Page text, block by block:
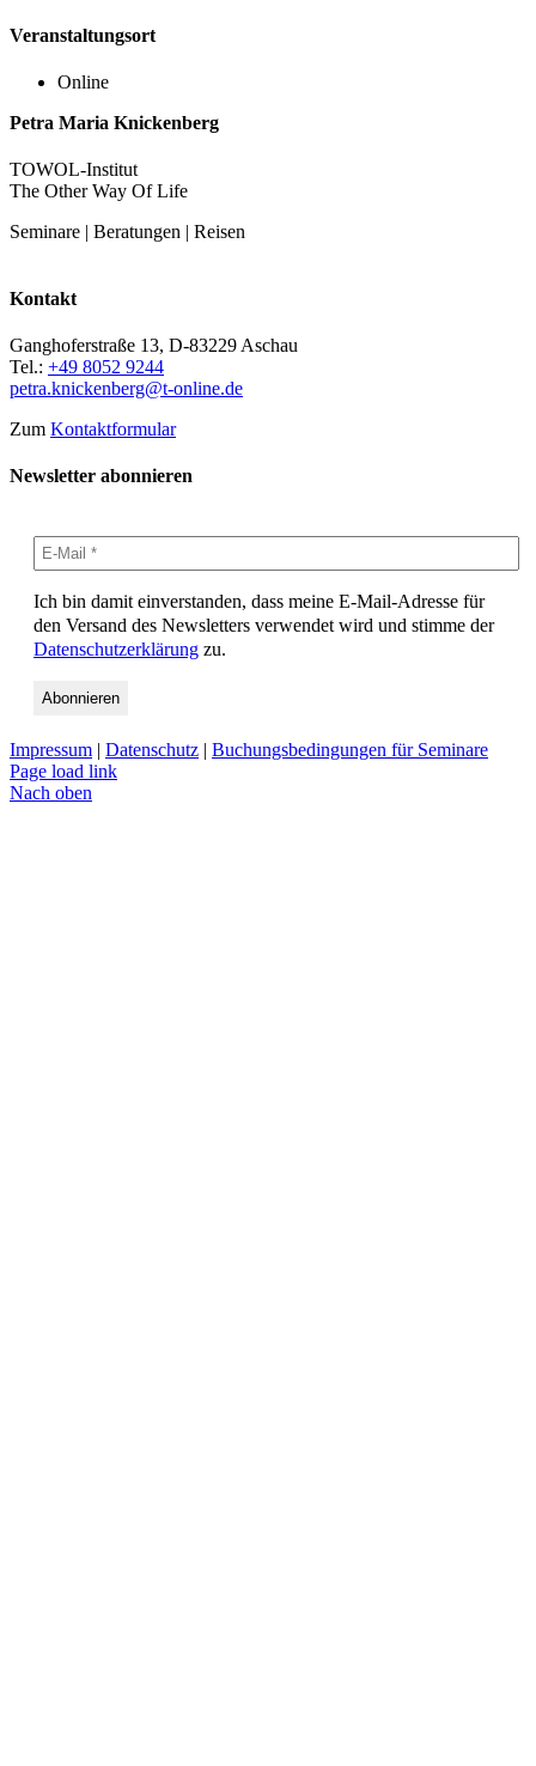
Veranstaltungsort
Online
Petra Maria Knickenberg
TOWOL-Institut
The Other Way Of Life
Seminare | Beratungen | Reisen
Kontakt
Ganghoferstraße 13, D-83229 Aschau
Tel.: +49 8052 9244
petra.knickenberg@t-online.de
Zum Kontaktformular
Newsletter abonnieren
Ich bin damit einverstanden, dass meine E-Mail-Adresse für
den Versand des Newsletters verwendet wird und stimme der
Datenschutzerklärung zu.
Impressum | Datenschutz | Buchungsbedingungen für Seminare
Page load link
Nach oben